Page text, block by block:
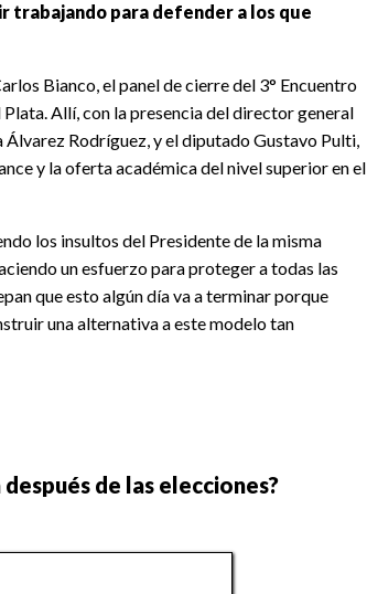
trabajando para defender a los que
Bianco, el panel de cierre del 3° Encuentro
Allí, con la presencia del director general
Rodríguez, y el diputado Gustavo Pulti,
y la oferta académica del nivel superior en el
los insultos del Presidente de la misma
un esfuerzo para proteger a todas las
que esto algún día va a terminar porque
una alternativa a este modelo tan
de las elecciones?